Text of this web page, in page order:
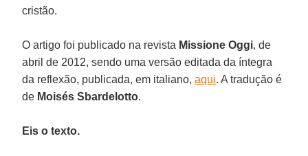
cristão.
O artigo foi publicado na revista Missione Oggi, de
abril de 2012, sendo uma versão editada da íntegra
da reflexão, publicada, em italiano,aqui. A tradução é
de Moisés Sbardelotto.
Eis o texto.